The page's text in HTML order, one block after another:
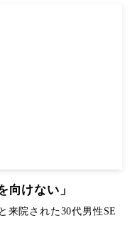
向けない」
来院された30代男性SE